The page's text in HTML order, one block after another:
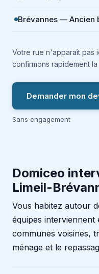
Brévannes — Ancien
Votre rue n'apparaît pas
confirmons rapidement
Demander mon
Sans engagement
Domiceo
Limeil-
Vous habitez autour
équipes interviennent
communes voisines,
ménage et le